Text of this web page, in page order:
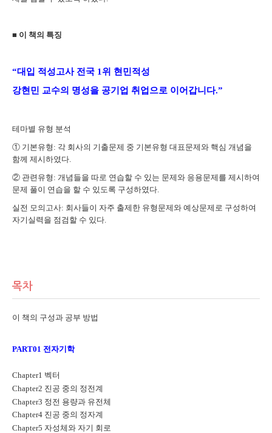
■ 이 책의 특징
“대입 적성고사 전국 1위 현민적성
강현민 교수의 명성을 공기업 취업으로 이어갑니다.”
테마별 유형 분석
① 기본유형 : 각 회사의 기출문제 중 기본유형 대표문제와 핵심 개념을
함께 제시하였다.
② 관련유형 : 개념들을 따로 연습할 수 있는 문제와 응용문제를 제시하여
문제 풀이 연습을 할 수 있도록 구성하였다.
실전 모의고사: 회사들이 자주 출제한 유형문제와 예상문제로 구성하여
자기실력을 점검할 수 있다.
목차
이 책의 구성과 공부 방법
PART01 전자기학
Chapter1 벡터
Chapter2 진공 중의 정전계
Chapter3 정전 용량과 유전체
Chapter4 진공 중의 정자계
Chapter5 자성체와 자기 회로